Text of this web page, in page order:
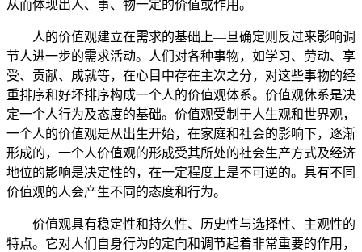
从而体现出人、事、物一定的价值或作用。
人的价值观建立在需求的基础上—旦确定则反过来影响调
节人进一步的需求活动。人们对各种事物，如学习、劳动、享
受、贡献、成就等，在心目中存在主次之分，对这些事物的经
重排序和好坏排序构成一个人的价值观体系。价值观休系是决
定一个人行为及态度的基础。价值观受制于人生观和世界观，
一个人的价值观是从出生开始，在家庭和社会的影响下，逐渐
形成的，一个人价值观的形成受其所处的社会生产方式及经济
地位的影响是决定性的，在一定程度上是不可逆的。具有不同
价值观的人会产生不同的态度和行为。
价值观具有稳定性和持久性、历史性与选择性、主观性的
特点。它对人们自身行为的定向和调节起着非常重要的作用，